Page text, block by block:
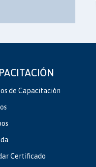
de Capacitación
Certificado